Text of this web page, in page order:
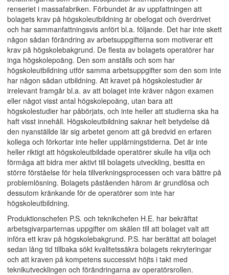
renseriet i massafabriken. Förbundet är av uppfattningen att
bolagets krav på högskoleutbildning är obefogat och överdrivet
och har sammanfattningsvis anfört bl.a. följande. Det har inte skett
någon sådan förändring av arbetsuppgifterna som motiverar ett
krav på högskolebakgrund. De flesta av bolagets operatörer har
inga högskolepoäng. Den som anställs och som har
högskoleutbildning utför samma arbetsuppgifter som den som inte
har någon sådan utbildning. Att kravet på högskolestudier är
irrelevant framgår bl.a. av att bolaget inte kräver någon examen
eller något visst antal högskolepoäng, utan bara att
högskolestudier har påbörjats, och inte heller att studierna ska ha
haft visst innehåll. Högskoleutbildning saknar helt betydelse då
den nyanställde lär sig arbetet genom att gå bredvid en erfaren
kollega och förkortar inte heller upplärningstiderna. Det är inte
heller riktigt att högskoleutbildade operatörer skulle ha vilja och
förmåga att bidra mer aktivt till bolagets utveckling, besitta en
större förståelse för hela tillverkningsprocessen och vara bättre på
problemlösning. Bolagets påståenden härom är grundlösa och
dessutom kränkande för de operatörer som inte har
högskoleutbildning.
Produktionschefen P.S. och teknikchefen H.E. har bekräftat
arbetsgivarparternas uppgifter om skälen till att bolaget valt att
införa ett krav på högskolebakgrund. P.S. har berättat att bolaget
sedan lång tid tillbaka sökt kvalitetssäkra bolagets rekryteringar
och att kraven på kompetens successivt höjts i takt med
teknikutvecklingen och förändringarna av operatörsrollen.